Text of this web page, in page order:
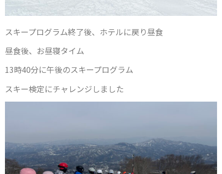
スキープログラム終了後、ホテルに戻り昼食
昼食後、お昼寝タイム
13時40分に午後のスキープログラム
スキー検定にチャレンジしました